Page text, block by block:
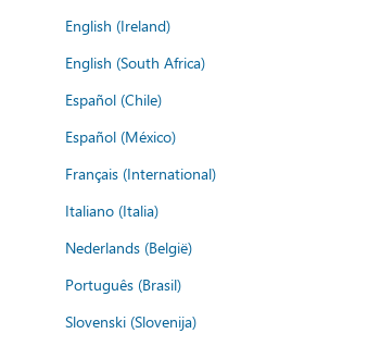
English (Ireland)
English (South Africa)
Español (Chile)
Español (México)
Français (International)
Italiano (Italia)
Nederlands (België)
Português (Brasil)
Slovenski (Slovenija)